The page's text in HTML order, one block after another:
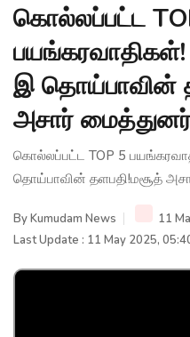
கொல்லப்பட்ட
இ தொய்பாவின்
அசார்
கொல்லப்பட்ட TOP 5
தொய்பாவின் தளபதி!மசூத்
ByKumudam News
11
Last Update : 11 May 2025,